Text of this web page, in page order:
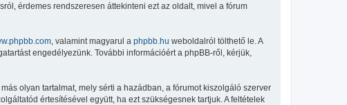
érdemes rendszeresen áttekinteni ezt az oldalt, mivel a fórum
, valamint magyarul a phpbb.hu weboldalról tölthető le. A
engedélyezünk. További információért a phpBB-ről, kérjük,
olyan tartalmat, mely sérti a hazádban, a fórumot kiszolgáló szerver
értesítésével együtt, ha ezt szükségesnek tartjuk. A feltételek